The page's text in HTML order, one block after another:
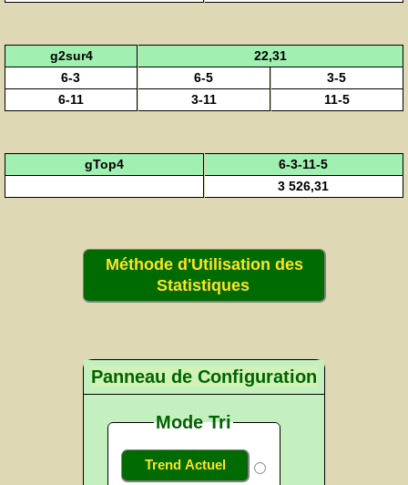
g2sur4
22,31
6-3
6-5
3-5
6-11
3-11 11-5
gTop4
6-3-11-5
3 526,31
Méthode d'Utilisation des
Statistiques
Panneau de Configuration
Mode Tri
Trend Actuel